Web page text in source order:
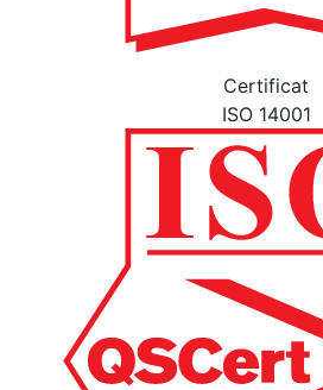
Certificat
ISO 14001